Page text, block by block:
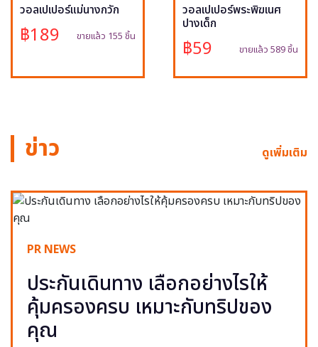
วอลเปเปอร์แม่นางกวัก
฿189 ขายแล้ว 155 ชิ้น
วอลเปเปอร์พระพิฆเนศ
ปางเด็ก
฿59 ขายแล้ว 589 ชิ้น
ข่าว ดูเพิ่มเติม
PR NEWS
ประกันเดินทาง เลือกอย่างไรให้
คุ้มครองครบ เหมาะกับทริปของ
คุณ